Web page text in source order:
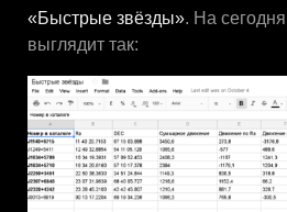
«Быстрые звёзды». На
выглядит так: